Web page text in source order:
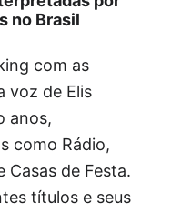
no Brasil
com as
voz de Elis
anos,
como Rádio,
Casas de Festa.
títulos e seus